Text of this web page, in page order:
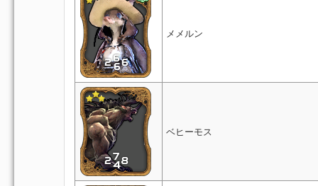
メメルン
ベヒーモス